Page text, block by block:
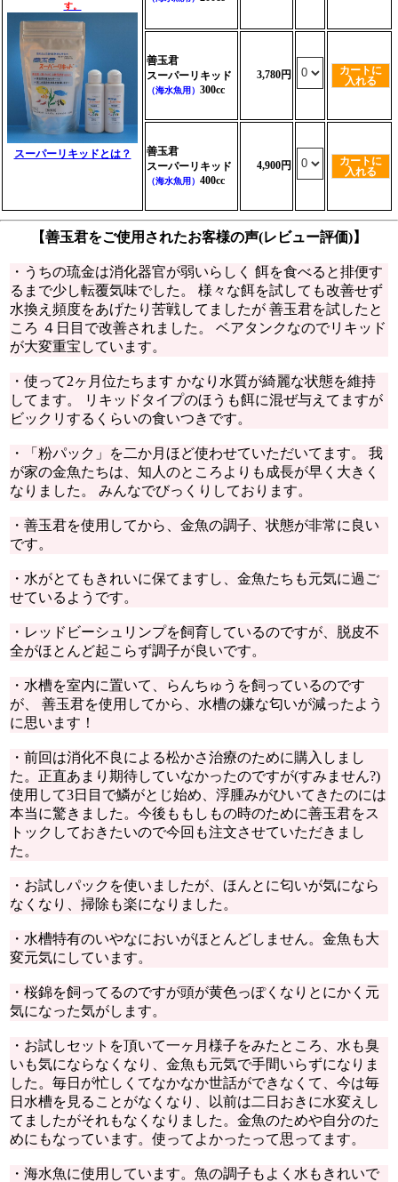
す。
スーパーリキッドとは？
善玉君
スーパーリキッド
（海水魚用） 300cc
3,780円
カートに
入れる
善玉君
スーパーリキッド
（海水魚用） 400cc
4,900円
カートに
入れる
【善玉君をご使用されたお客様の声(レビュー評価)】
・うちの琉金は消化器官が弱いらしく 餌を食べると排便す
るまで少し転覆気味でした。 様々な餌を試しても改善せず
水換え頻度をあげたり苦戦してましたが 善玉君を試したと
ころ ４日目で改善されました。 ベアタンクなのでリキッド
が大変重宝しています。
・使って2ヶ月位たちます かなり水質が綺麗な状態を維持
してます。 リキッドタイプのほうも餌に混ぜ与えてますが
ビックリするくらいの食いつきです。
・「粉パック」を二か月ほど使わせていただいてます。 我
が家の金魚たちは、知人のところよりも成長が早く大きく
なりました。 みんなでびっくりしております。
・善玉君を使用してから、金魚の調子、状態が非常に良い
です。
・水がとてもきれいに保てますし、金魚たちも元気に過ご
せているようです。
・レッドビーシュリンプを飼育しているのですが、脱皮不
全がほとんど起こらず調子が良いです。
・水槽を室内に置いて、らんちゅうを飼っているのです
が、 善玉君を使用してから、水槽の嫌な匂いが減ったよう
に思います！
・前回は消化不良による松かさ治療のために購入しまし
た。正直あまり期待していなかったのですが(すみません?)
使用して3日目で鱗がとじ始め、浮腫みがひいてきたのには
本当に驚きました。今後ももしもの時のために善玉君をス
トックしておきたいので今回も注文させていただきまし
た。
・お試しパックを使いましたが、ほんとに匂いが気になら
なくなり、掃除も楽になりました。
・水槽特有のいやなにおいがほとんどしません。金魚も大
変元気にしています。
・桜錦を飼ってるのですが頭が黄色っぽくなりとにかく元
気になった気がします。
・お試しセットを頂いて一ヶ月様子をみたところ、水も臭
いも気にならなくなり、金魚も元気で手間いらずになりま
した。毎日が忙しくてなかなか世話ができなくて、今は毎
日水槽を見ることがなくなり、以前は二日おきに水変えし
てましたがそれもなくなりました。金魚のためや自分のた
めにもなっています。使ってよかったって思ってます。
・海水魚に使用しています。魚の調子もよく水もきれいで